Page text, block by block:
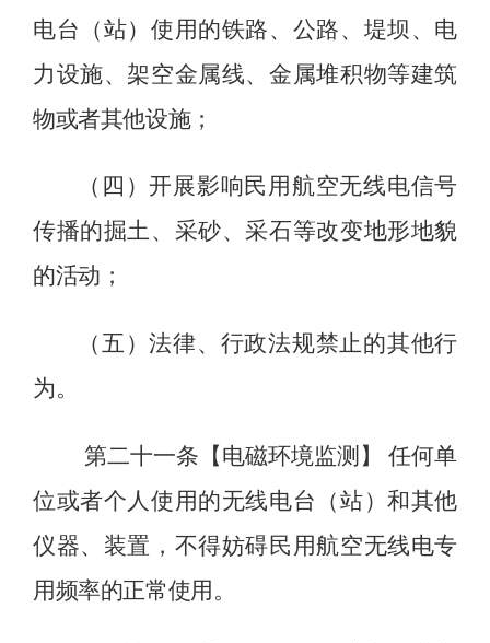
电台（站）使用的铁路、公路、堤坝、电
力设施、架空金属线、金属堆积物等建筑
物或者其他设施；
（四）开展影响民用航空无线电信号
传播的掘土、采砂、采石等改变地形地貌
的活动；
（五）法律、行政法规禁止的其他行
为。
第二十一条【电磁环境监测 】
任何单
位或者个人使用的无线电台 （站）和其他
仪器、装置，不得妨碍民用航空无线电专
用频率的正常使用。